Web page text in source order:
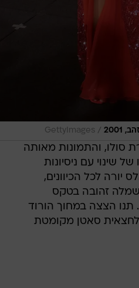
/
GettyImages
זמרת סולו, והתמונות מאותה
שינוי עם ניסיונות
יורה לכל הכיוונים,
זהובה בטקס
תנו הצצה במחוך הורוד
לחצאית סאטן מקומטת